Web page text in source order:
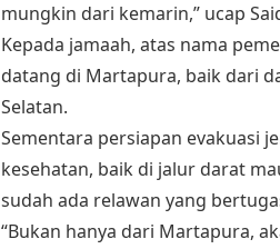
mungkin dari kemarin,” ucap
Kepada jamaah, atas nama
datang di Martapura, baik dari
Selatan.
Sementara persiapan evakuasi
kesehatan, baik di jalur darat
sudah ada relawan yang
“Bukan hanya dari Martapura,